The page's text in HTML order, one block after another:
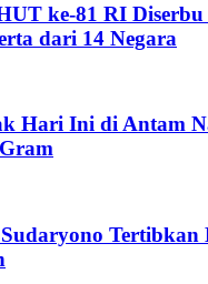
ke-81 RI Diserbu
dari 14 Negara
Hari Ini di Antam
Tertibkan